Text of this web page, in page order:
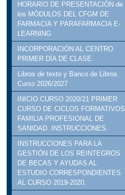
HORARIO DE PRESENTACIÓN de
los MÓDULOS DEL CFGM DE
FARMACIA Y PARAFARMACIA E-
LEARNING
INCORPORACIÓN AL CENTRO
PRIMER DÍA DE CLASE.
Libros de texto y Banco de Libros.
Curso 2026/2027
INICIO CURSO 2020/21 PRIMER
CURSO DE CICLOS FORMATIVOS
FAMILIA PROFESIONAL DE
SANIDAD. INSTRUCCIONES.
INSTRUCCIONES PARA LA
GESTIÓN DE LOS REINTEGROS
DE BECAS Y AYUDAS AL
ESTUDIO CORRESPONDIENTES
AL CURSO 2019-2020.